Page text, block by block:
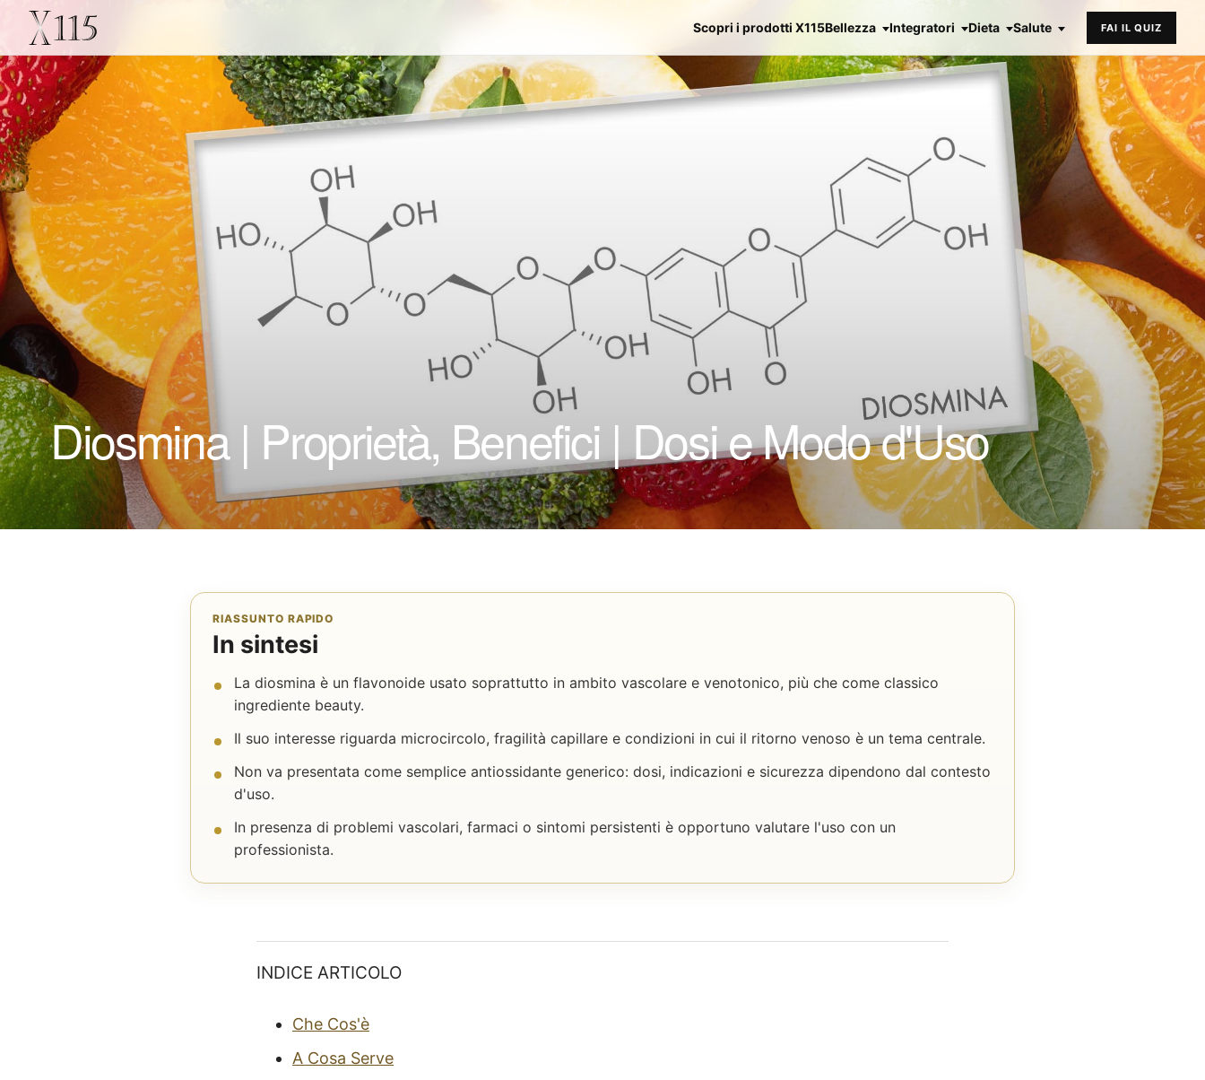
Scopri i prodotti X115Bellezza Integratori Dieta Salute FAI IL QUIZ
Diosmina | Proprietà, Benefici | Dosi e Modo d'Uso
RIASSUNTO RAPIDO
In sintesi
La diosmina è un flavonoide usato soprattutto in ambito vascolare e venotonico, più che come classico
ingrediente beauty.
Il suo interesse riguarda microcircolo, fragilità capillare e condizioni in cui il ritorno venoso è un tema centrale.
Non va presentata come semplice antiossidante generico: dosi, indicazioni e sicurezza dipendono dal contesto
d'uso.
In presenza di problemi vascolari, farmaci o sintomi persistenti è opportuno valutare l'uso con un
professionista.
INDICE ARTICOLO
Che Cos'è
A Cosa Serve